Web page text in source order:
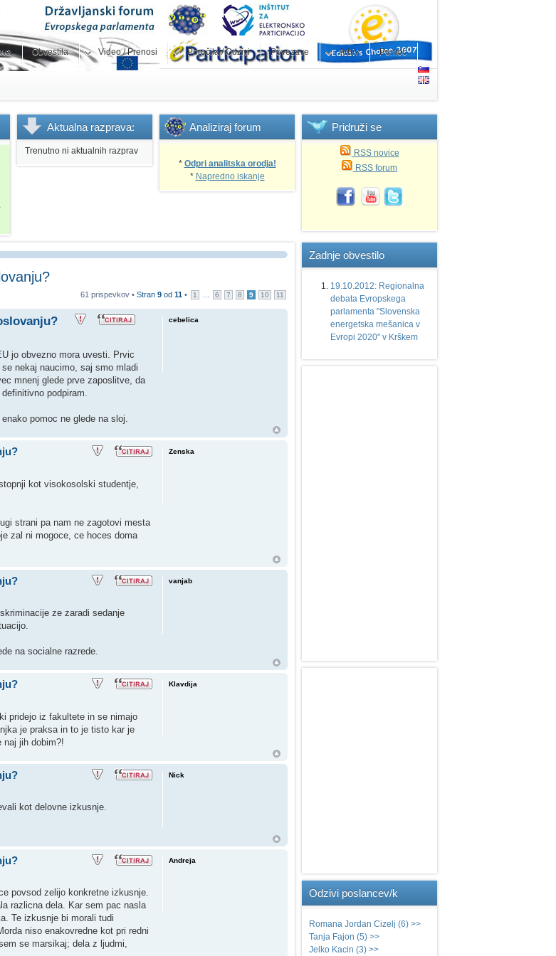
Obvestila Video / Prenosi Poročila / Odzivi Povezave Arhiv Pomoč
Aktualnarazprava:
Trenutno ni aktualnih razprav
Analiziraj forum
* Odpri analitska orodja!
* Napredno iskanje
Pridruži se
RSS novice
RSS forum
61 prispevkov • Stran 9 od 11 • 1 6 7 8 9 10 11
jo obvezno mora uvesti. Prvic
nekaj naucimo, saj smo mladi
mnenj glede prve zaposlitve, da
podpiram.
pomoc ne glede na sloj.
cebelica
vrh
kot visokosolski studentje,
strani pa nam ne zagotovi mesta
zal ni mogoce, ce hoces doma
Zenska
ze zaradi sedanje
na socialne razrede.
vanjab
vrh
pridejo iz fakultete in se nimajo
je praksa in to je tisto kar je
naj jih dobim?!
Klavdija
kot delovne izkusnje.
Nick
vrh
povsod zelijo konkretne izkusnje.
razlicna dela. Kar sem pac nasla
Te izkusnje bi morali tudi
niso enakovredne kot pri redni
se marsikaj; dela z ljudmi,
Andreja
Zadnje obvestilo
19.10.2012: Regionalna
debata Evropskega
parlamenta "Slovenska
energetska mešanica v
Evropi 2020" v Krškem
Odzivi poslancev/k
Romana Jordan Cizelj (6) >>
Tanja Fajon (5) >>
Jelko Kacin (3) >>